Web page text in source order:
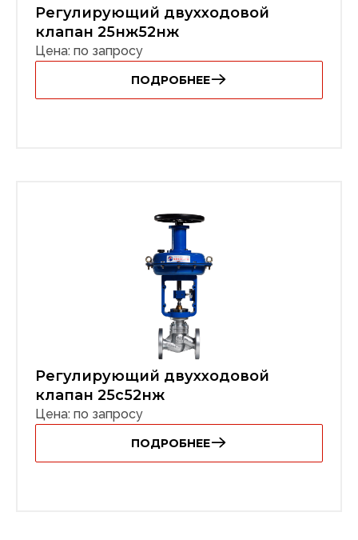
Регулирующий двухходовой
клапан 25нж52нж
Цена: по запросу
ПОДРОБНЕЕ
Регулирующий двухходовой
клапан 25с52нж
Цена: по запросу
ПОДРОБНЕЕ